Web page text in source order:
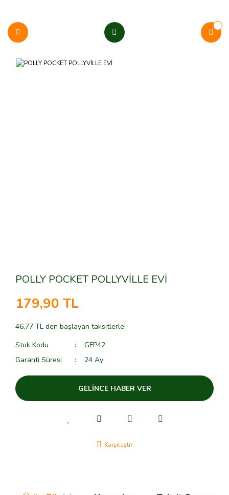
POLLY POCKET POLLYVİLLE EVİ
179,90 TL
46,77 TL den başlayan taksitlerle!
Stok Kodu
GFP42
Garanti Süresi
24 Ay
GELİNCE HABER VER
Karşılaştır